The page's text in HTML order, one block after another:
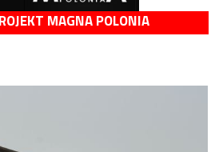
MAGNA POLONIA